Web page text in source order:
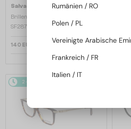
Salvatore Ferragamo—
Brillenfassungen
SF2870 - 219 - 53
140 EUR 140
2-4 WERKTAGE
Rumänien / RO
Polen / PL
Vereinigte Arabische
Frankreich / FR
Italien / IT